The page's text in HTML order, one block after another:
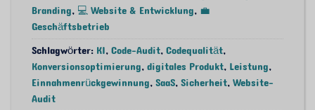
Branding,💻 Website & Entwicklung,💼
Geschäftsbetrieb
Schlagwörter:KI,Code-Audit,Codequalität,
Konversionsoptimierung,digitales Produkt,Leistung,
Einnahmenrückgewinnung,SaaS,Sicherheit,Website-
Audit